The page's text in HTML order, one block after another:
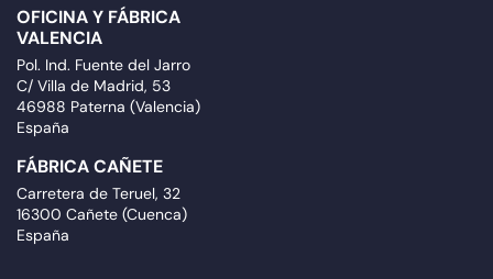
OFICINA Y FÁBRICA
VALENCIA
Pol. Ind. Fuente del Jarro
C/ Villa de Madrid, 53
46988 Paterna (Valencia)
España
FÁBRICA CAÑETE
Carretera de Teruel, 32
16300 Cañete (Cuenca)
España